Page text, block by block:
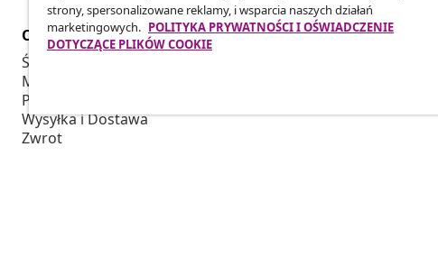
Obsługa Klienta
Śledź swoje zamówienie
Moje konto
Płatność
Wysyłka i Dostawa
Zwrot
Biznes
strony, spersonalizowane reklamy, i wsparcia naszych działań
marketingowych. POLITYKA PRYWATNOŚCI I OŚWIADCZENIE
DOTYCZĄCE PLIKÓW COOKIE